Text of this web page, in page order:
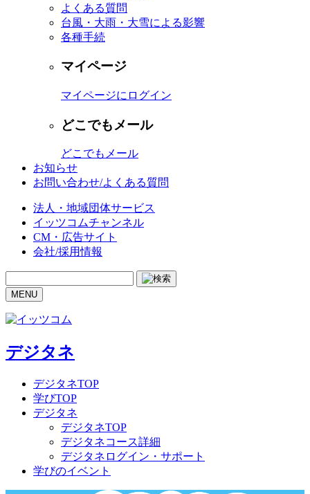
よくある質問
台風・大雨・大雪による影響
各種手続
マイページ
マイページにログイン
どこでもメール
どこでもメール
お知らせ
お問い合わせ/よくある質問
法人・地域団体サービス
イッツコムチャンネル
CM・広告サイト
会社/採用情報
MENU
デジタネ
デジタネTOP
学びTOP
デジタネ
デジタネTOP
デジタネコース詳細
デジタネログイン・サポート
学びのイベント